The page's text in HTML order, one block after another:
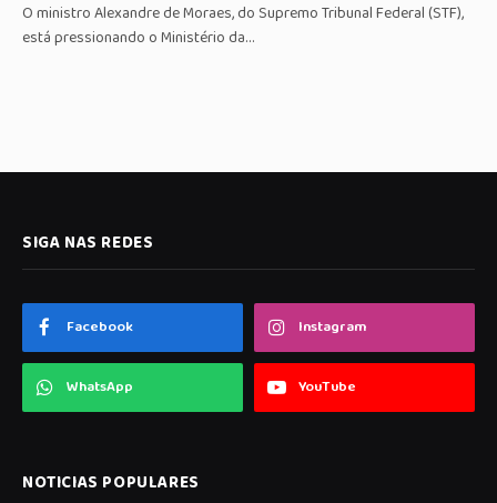
O ministro Alexandre de Moraes, do Supremo Tribunal Federal (STF),
está pressionando o Ministério da…
SIGA NAS REDES
Facebook Instagram
WhatsApp YouTube
NOTICIAS POPULARES